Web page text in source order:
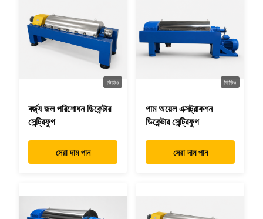
ভিডিও
বর্জ্য জল পরিশোধন ডিকেন্টার
সেন্ট্রিফুগ
সেরা দাম পান
ভিডিও
পাম অয়েল এক্সট্রাকশন
ডিকেন্টার সেন্ট্রিফুগ
সেরা দাম পান